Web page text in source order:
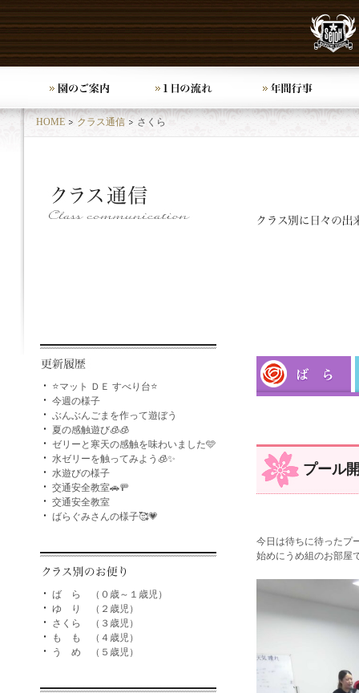
HOME クラス通信 さくら
⭐マット ＤＥ すべり台⭐
今週の様子
ぶんぶんごまを作って遊ぼう
夏の感触遊び🧊🧊
ゼリーと寒天の感触を味わいました🩵
水ゼリーを触ってみよう🧊✨
水遊びの様子
交通安全教室🚗🚥
交通安全教室
ばらぐみさんの様子🥰💗
ば ら （０歳～１歳児）
ゆ り （２歳児）
さくら （３歳児）
も も （４歳児）
う め （５歳児）
プール
今日は待ちに待ったプ
始めにうめ組のお部屋